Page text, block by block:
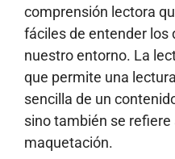
comprensión lectora
fáciles de entender los
nuestro entorno. La
que permite una
sencilla de un
sino también se
maquetación.